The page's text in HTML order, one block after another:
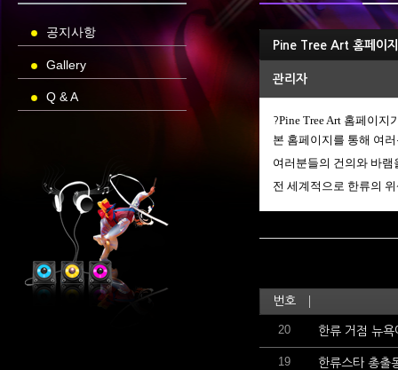
공지사항
Gallery
Q & A
Pine Tree Art 홈페이
관리자
?Pine Tree Art 홈페이지
본 홈페이지를 통해 여
여러분들의 건의와 바
전 세계적으로 한류의
번호
20 한류 거점 뉴
19 한류스타 총